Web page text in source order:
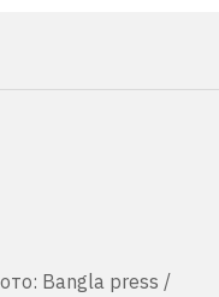
Bangla press /